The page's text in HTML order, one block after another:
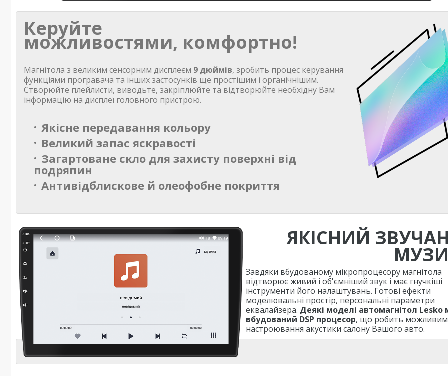
Керуйте
можливостями, комфортно!
Магнітола з великим сенсорним дисплеєм 9 дюймів, зробить процес керування
функціями програвача та інших застосунків ще простішим і органічнішим.
Створюйте плейлисти, виводьте, закріплюйте та відтворюйте необхідну Вам
інформацію на дисплеї головного пристрою.
Якісне передавання кольору
Великий запас яскравості
Загартоване скло для захисту поверхні від
подряпин
Антивідблискове й олеофобне покриття
ЯКІСНИЙ
Завдяки вбудованому мікропроцесору магнітола
відтворює живий і об'ємніший звук і має гнучкіші
інструменти його налаштувань. Готові ефекти
моделювальні простір, персональні параметри
еквалайзера. Деякі моделі автомагнітол
вбудований DSP процесор, що робить
настроювання акустики салону Вашого авто.